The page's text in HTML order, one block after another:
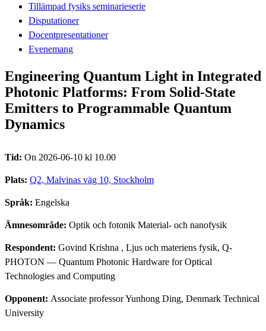
Tillämpad fysiks seminarieserie
Disputationer
Docentpresentationer
Evenemang
Engineering Quantum Light in Integrated
Photonic Platforms: From Solid-State
Emitters to Programmable Quantum
Dynamics
Tid: On 2026-06-10 kl 10.00
Plats: Q2, Malvinas väg 10, Stockholm
Språk: Engelska
Ämnesområde: Optik och fotonik Material- och nanofysik
Respondent: Govind Krishna , Ljus och materiens fysik, Q-
PHOTON — Quantum Photonic Hardware for Optical
Technologies and Computing
Opponent: Associate professor Yunhong Ding, Denmark Technical
University